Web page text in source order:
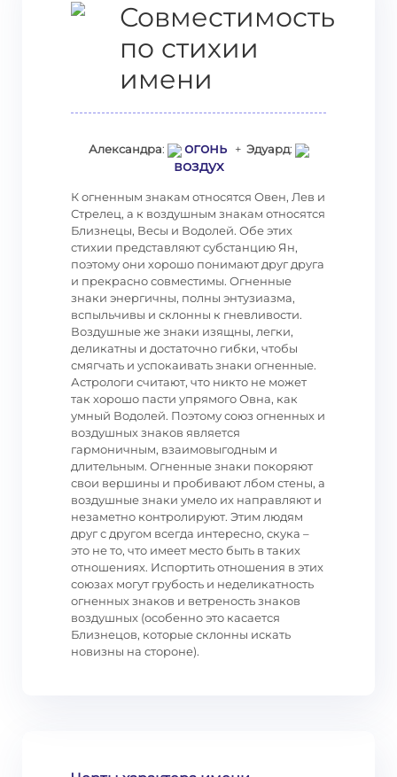
Совместимость
по стихии
имени
Александра: огонь+ Эдуард:
воздух
К огненным знакам относятся Овен, Лев и
Стрелец, а к воздушным знакам относятся
Близнецы, Весы и Водолей. Обе этих
стихии представляют субстанцию Ян,
поэтому они хорошо понимают друг друга
и прекрасно совместимы. Огненные
знаки энергичны, полны энтузиазма,
вспыльчивы и склонны к гневливости.
Воздушные же знаки изящны, легки,
деликатны и достаточно гибки, чтобы
смягчать и успокаивать знаки огненные.
Астрологи считают, что никто не может
так хорошо пасти упрямого Овна, как
умный Водолей. Поэтому союз огненных и
воздушных знаков является
гармоничным, взаимовыгодным и
длительным. Огненные знаки покоряют
свои вершины и пробивают лбом стены, а
воздушные знаки умело их направляют и
незаметно контролируют. Этим людям
друг с другом всегда интересно, скука –
это не то, что имеет место быть в таких
отношениях. Испортить отношения в этих
союзах могут грубость и неделикатность
огненных знаков и ветреность знаков
воздушных (особенно это касается
Близнецов, которые склонны искать
новизны на стороне).